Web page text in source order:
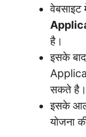
वेबसाइट
है।
इसके
सकते है।
इसके
योजना